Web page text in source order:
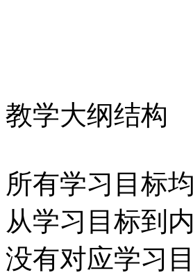
教学大纲结构
所有学习目标
从学习目标到
没有对应学习